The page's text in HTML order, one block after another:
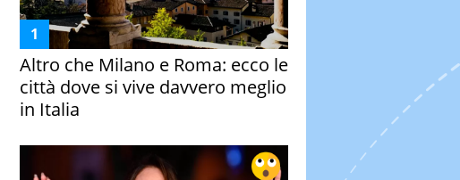
Altro che Milano e Roma: ecco le
città dove si vive davvero meglio
in Italia